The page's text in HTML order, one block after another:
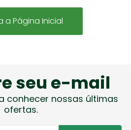
a Página Inicial
seu e-mail
conhecer nossas últimas
ofertas.